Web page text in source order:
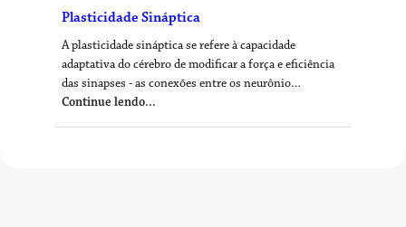
Plasticidade Sináptica
A plasticidade sináptica se refere à capacidade
adaptativa do cérebro de modificar a força e eficiência
das sinapses - as conexões entre os neurônio…
Continue lendo...